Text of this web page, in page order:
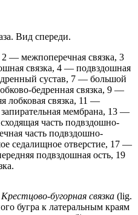
Вид спереди.
— межпоперечная связка, 3
связка, 4 — подвздошная
сустав, 7 — большой
бедренная связка, 9 —
связка, 11 —
мембрана, 13 —
часть подвздошно-
часть подвздошно-
седалищное отверстие, 17 —
подвздошная ость, 19
Крестцово-бугорная связка (lig.
бугра к латеральным краям